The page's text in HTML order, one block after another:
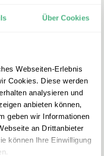
Über Cookies
Webseiten-Erlebnis
Cookies. Diese werden
analysieren und
anbieten können,
geben wir Informationen
an Drittanbieter
können Ihre Einwilligung